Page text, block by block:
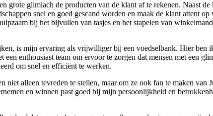
glimlach de producten van de klant af te rekenen. Naast
snel en goed gescand worden en maak de klant attent
bij het bijvullen van tasjes en het stapelen van
is mijn ervaring als vrijwilliger bij een voedselbank. Hier ben
enthousiast team om ervoor te zorgen dat mensen met een
om snel en efficiënt te werken.
niet alleen tevreden te stellen, maar om ze ook fan te maken
en winnen past goed bij mijn persoonlijkheid en